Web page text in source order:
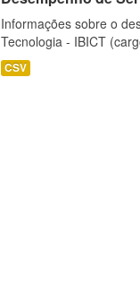
Informações sobre o
Tecnologia - IBICT
CSV